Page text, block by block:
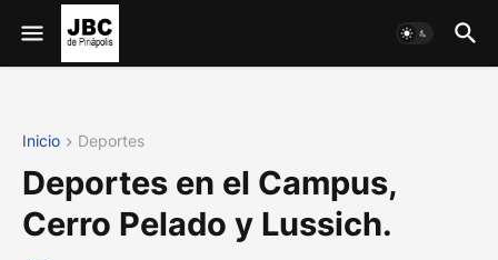
Inicio Deportes
Deportes en el Campus,
Cerro Pelado y Lussich.